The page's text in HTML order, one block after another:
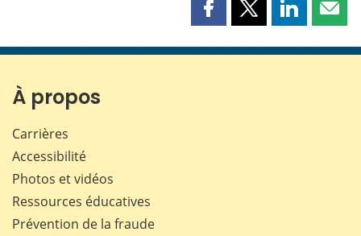
Partager
page
Partager
page
Partager
page page
À propos
Carrières
Accessibilité
Photos et vidéos
Ressources éducatives
Prévention de la fraude